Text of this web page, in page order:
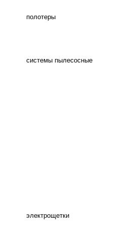
полотеры
системы пылесосные
электрощетки